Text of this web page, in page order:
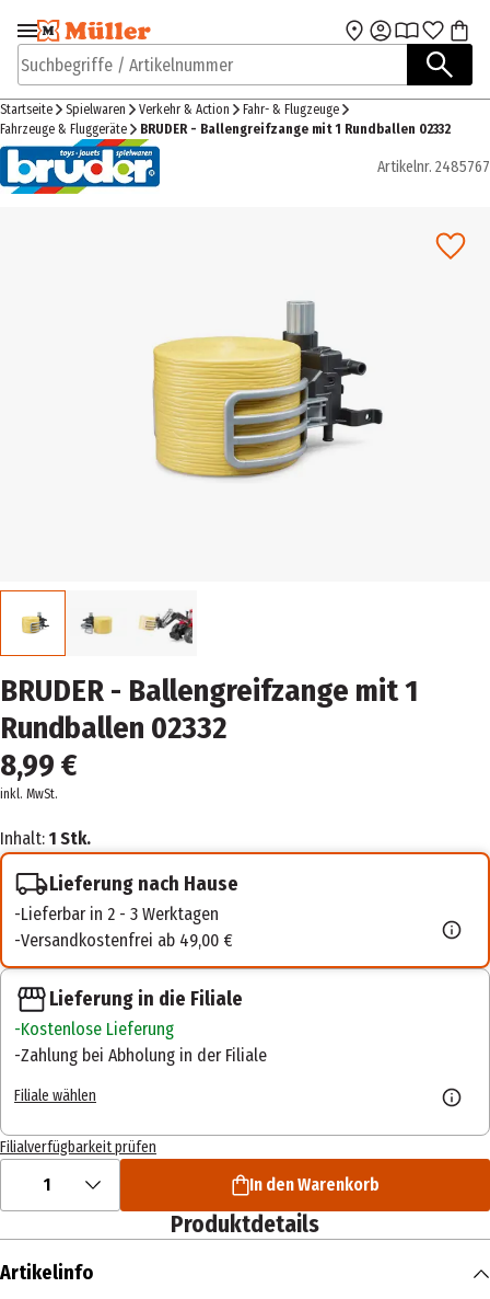
Zur Navigation
springen
Zum Hauptinhalt
Suchbegriffe / Artikelnummer
Startseite Spielwaren Verkehr & Action
Fahr- & Flugzeuge
Fahrzeuge & Fluggeräte
BRUDER - Ballengreifzange mit 1 Rundballen 02332
Artikelnr. 2485767
BRUDER - Ballengreifzange mit 1
Rundballen 02332
8,99 €
inkl. MwSt.
Inhalt: 1 Stk.
Lieferung nach Hause
Lieferbar in 2 - 3 Werktagen
Versandkostenfrei ab 49,00 €
Lieferung in die Filiale
Kostenlose Lieferung
Zahlung bei Abholung in der Filiale
Filiale wählen
Filialverfügbarkeit prüfen
1 In den Warenkorb
Produktdetails
Artikelinfo